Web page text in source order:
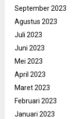
September 2023
Agustus 2023
Juli 2023
Juni 2023
Mei 2023
April 2023
Maret 2023
Februari 2023
Januari 2023